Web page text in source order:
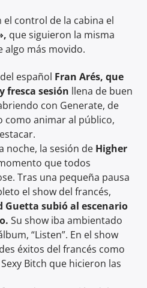
control de la cabina el
que siguieron la misma
algo más movido.
español Fran Arés, que
fresca sesión llena de buen
con Generate, de
como animar al público,
noche, la sesión de Higher
que todos
Tras una pequeña pausa
el show del francés,
Guetta subió al escenario
Su show iba ambientado
“Listen”. En el show
éxitos del francés como
Bitch que hicieron las